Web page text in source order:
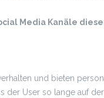
Media Kanäle
und bieten
der User so lange auf